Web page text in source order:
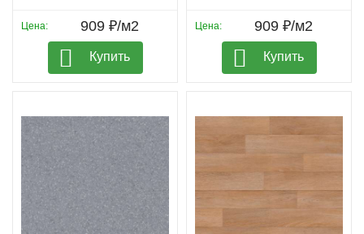
Цена: 909 ₽/м2
Купить
Цена: 909 ₽/м2
Купить